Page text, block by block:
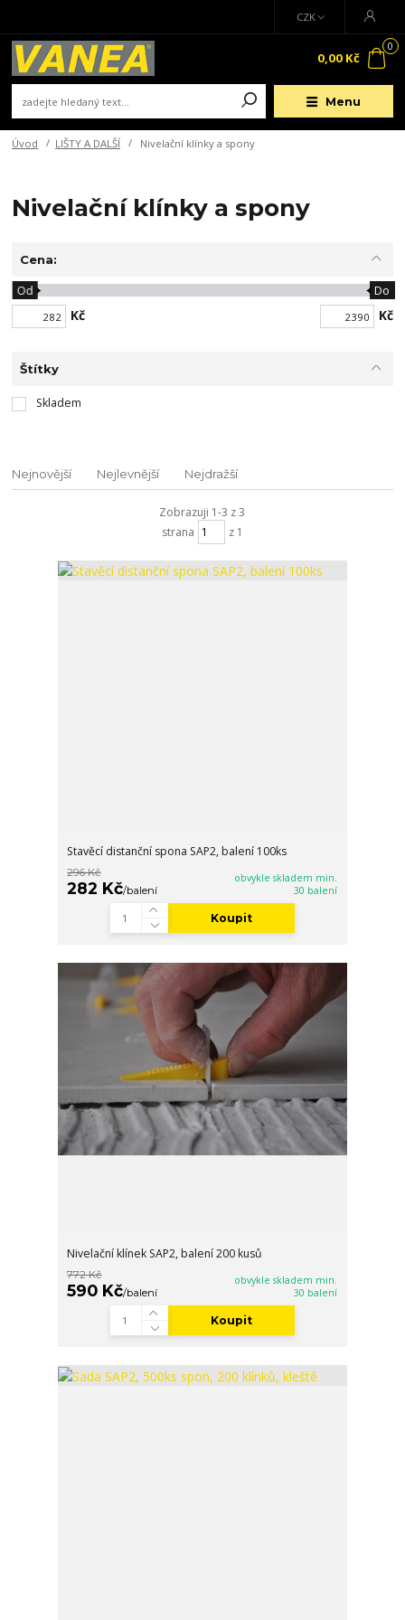
Menu
CZK
0
0,00 Kč
Úvod LIŠTY A DALŠÍ Nivelační klínky a spony
Nivelační klínky a spony
Cena:
Kč
Od Do
Kč
Štítky
Skladem
Nejnovější Nejlevnější Nejdražší
Zobrazuji 1-3 z 3
strana
z 1
Stavěcí distanční spona SAP2, balení 100ks
296 Kč
282 Kč/balení
obvykle skladem min.
30 balení
Koupit
Nivelační klínek SAP2, balení 200 kusů
772 Kč
590 Kč/balení
obvykle skladem min.
30 balení
Koupit